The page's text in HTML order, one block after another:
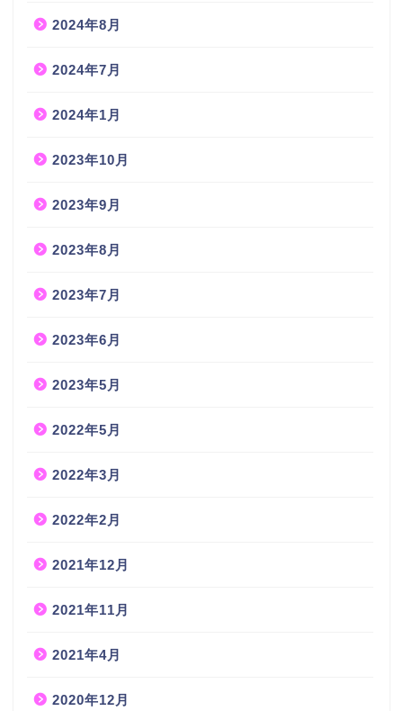
2024年8月
2024年7月
2024年1月
2023年10月
2023年9月
2023年8月
2023年7月
2023年6月
2023年5月
2022年5月
2022年3月
2022年2月
2021年12月
2021年11月
2021年4月
2020年12月